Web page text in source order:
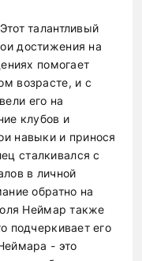
талантливый
достижения на
помогает
возрасте, и с
его на
клубов и
навыки и принося
сталкивался с
в личной
обратно на
Неймар также
подчеркивает его
- это